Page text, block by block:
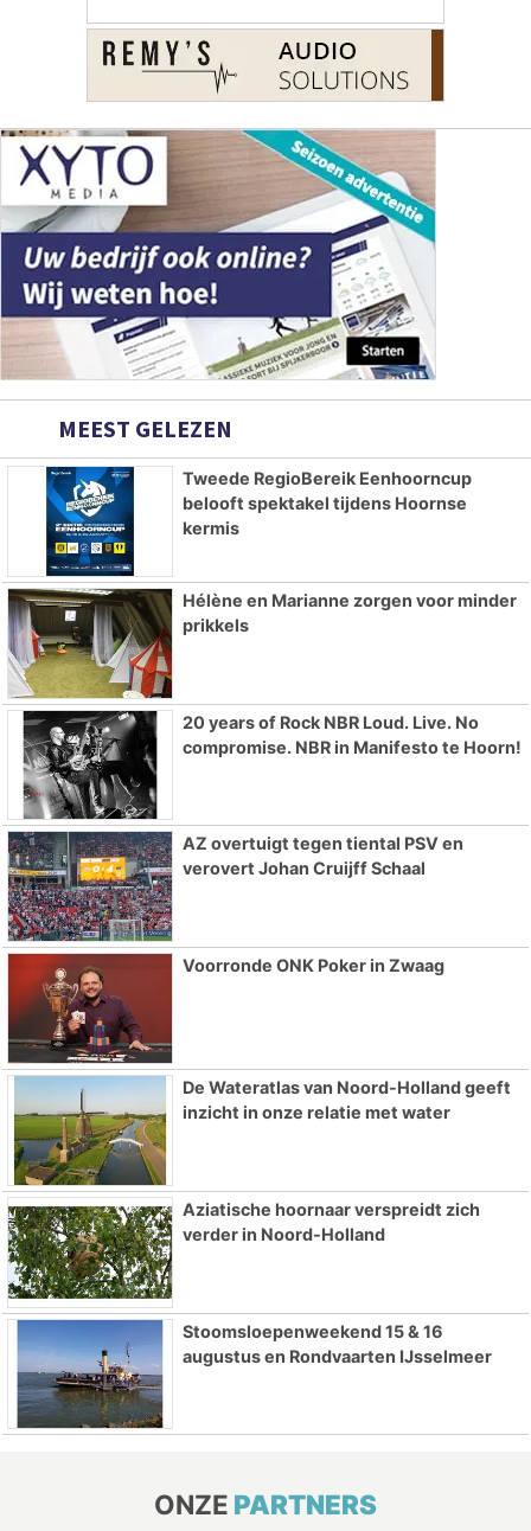
MEEST GELEZEN
Tweede RegioBereik Eenhoorncup
belooft spektakel tijdens Hoornse
kermis
Hélène en Marianne zorgen voor minder
prikkels
20 years of Rock NBR Loud. Live. No
compromise. NBR in Manifesto te Hoorn!
AZ overtuigt tegen tiental PSV en
verovert Johan Cruijff Schaal
Voorronde ONK Poker in Zwaag
De Wateratlas van Noord-Holland geeft
inzicht in onze relatie met water
Aziatische hoornaar verspreidt zich
verder in Noord-Holland
Stoomsloepenweekend 15 & 16
augustus en Rondvaarten IJsselmeer
ONZE PARTNERS